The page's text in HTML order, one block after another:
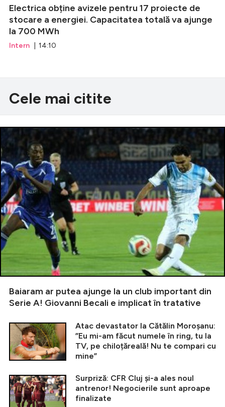
Electrica obține avizele pentru 17 proiecte de
stocare a energiei. Capacitatea totală va ajunge
la 700 MWh
Intern | 14:10
Cele mai citite
Baiaram ar putea ajunge la un club important din
Serie A! Giovanni Becali e implicat în tratative
Atac devastator la Cătălin Moroșanu:
”Eu mi-am făcut numele în ring, tu la
TV, pe chiloțăreală! Nu te compari cu
mine”
Surpriză: CFR Cluj și-a ales noul
antrenor! Negocierile sunt aproape
finalizate